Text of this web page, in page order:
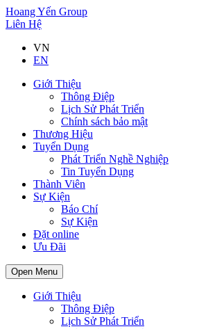
Hoang Yến Group
Liên Hệ
VN
EN
Giới Thiệu
Thông Điệp
Lịch Sử Phát Triển
Chính sách bảo mật
Thương Hiệu
Tuyển Dụng
Phát Triển Nghề Nghiệp
Tin Tuyển Dụng
Thành Viên
Sự Kiện
Báo Chí
Sự Kiện
Đặt online
Ưu Đãi
Open Menu
Giới Thiệu
Thông Điệp
Lịch Sử Phát Triển